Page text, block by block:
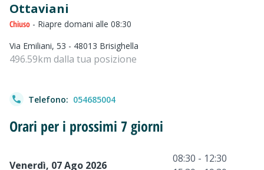
Ottaviani
Chiuso - Riapre domani alle 08:30
Via Emiliani, 53 - 48013 Brisighella
496.59km dalla tua posizione
Telefono: 054685004
Orari per i prossimi 7 giorni
Venerdì, 07 Ago 2026
08:30 - 12:30